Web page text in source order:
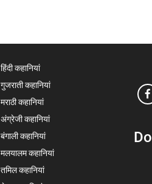
हिंदी कहानियां
गुजराती कहानियां
मराठी कहानियां
अंग्रेजी कहानियां
बंगाली कहानियां
मलयालम कहानियां
तमिल कहानियां